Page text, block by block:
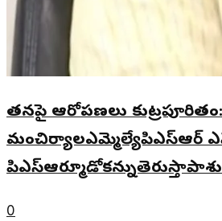
తనపై ఆరోపణలు కుట్రపూరితం:
మంచిర్యాలఎమ్మెల్యేపిఎస్ఆర్
0